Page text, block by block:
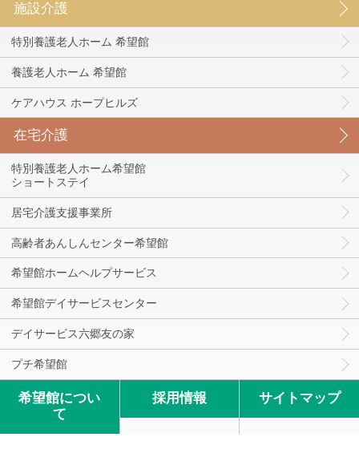
施設介護
特別養護老人ホーム 希望館
養護老人ホーム 希望館
ケアハウス ホープヒルズ
在宅介護
特別養護老人ホーム希望館
ショートステイ
居宅介護支援事業所
高齢者あんしんセンター希望館
希望館ホームヘルプサービス
希望館デイサービスセンター
デイサービス六郷友の家
プチ希望館
希望館につい
て
採用情報 サイトマップ